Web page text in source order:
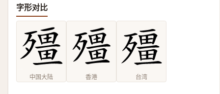
字形对比
中国大陆 香港 台湾